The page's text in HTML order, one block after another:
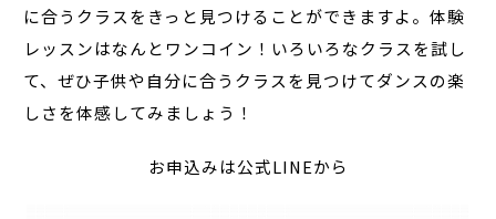
に合うクラスをきっと見つけることができますよ。体験
レッスンはなんとワンコイン！いろいろなクラスを試し
て、ぜひ子供や自分に合うクラスを見つけてダンスの楽
しさを体感してみましょう！
お申込みは公式LINEから